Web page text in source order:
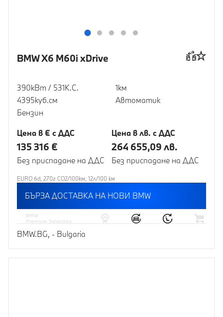
BMW X6 M60i xDrive
390кВт / 531К.С.
4395куб.cм
Бензин
1км
Автоматик
Цена в € с ДДС
135 316 €
Без приспадане на ДДС
Цена в лв. с ДДС
264 655,09 лв.
Без приспадане на ДДС
EURO 6d, 270г CO2/100км, 12л/100 км
БЪРЗА ДОСТАВКА НА НОВИ BMW
BMW.BG, - Bulgaria